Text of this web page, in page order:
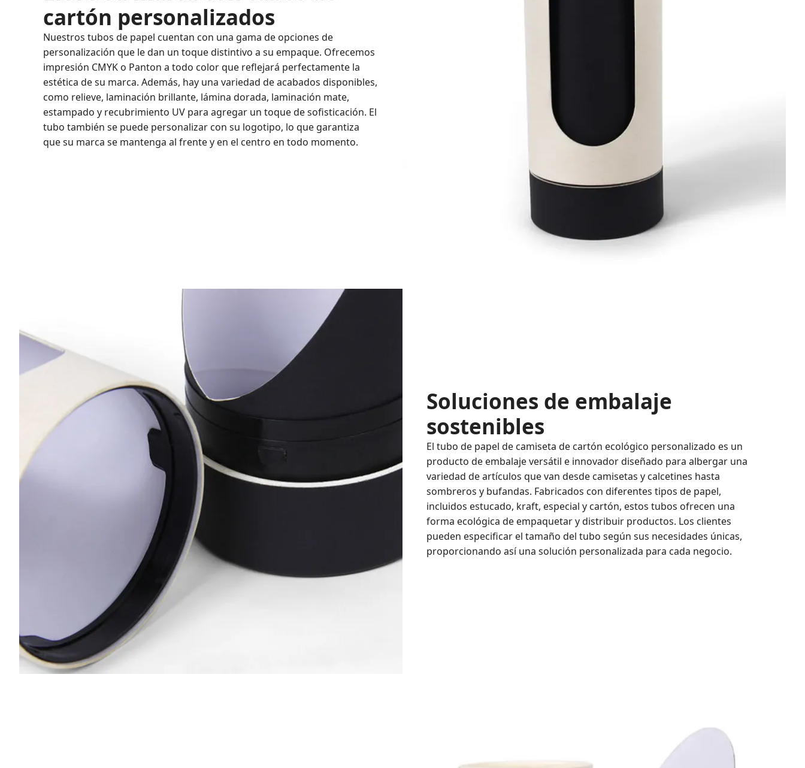
cartón personalizados
Nuestros tubos de papel cuentan con una gama de opciones de
personalización que le dan un toque distintivo a su empaque. Ofrecemos
impresión CMYK o Panton a todo color que reflejará perfectamente la
estética de su marca. Además, hay una variedad de acabados disponibles,
como relieve, laminación brillante, lámina dorada, laminación mate,
estampado y recubrimiento UV para agregar un toque de sofisticación. El
tubo también se puede personalizar con su logotipo, lo que garantiza
que su marca se mantenga al frente y en el centro en todo momento.
Soluciones de embalaje
sostenibles
El tubo de papel de camiseta de cartón ecológico personalizado es un
producto de embalaje versátil e innovador diseñado para albergar una
variedad de artículos que van desde camisetas y calcetines hasta
sombreros y bufandas. Fabricados con diferentes tipos de papel,
incluidos estucado, kraft, especial y cartón, estos tubos ofrecen una
forma ecológica de empaquetar y distribuir productos. Los clientes
pueden especificar el tamaño del tubo según sus necesidades únicas,
proporcionando así una solución personalizada para cada negocio.